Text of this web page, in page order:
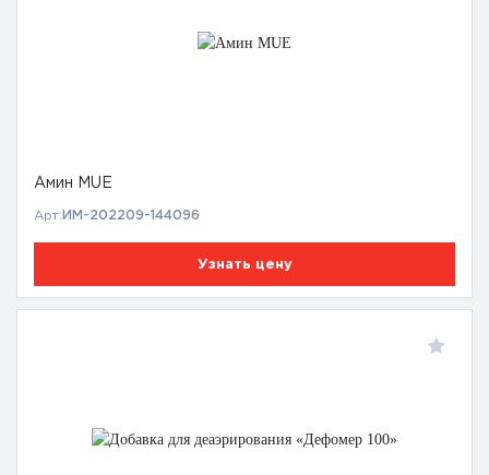
Амин MUE
Арт: ИМ-202209-144096
Узнать цену